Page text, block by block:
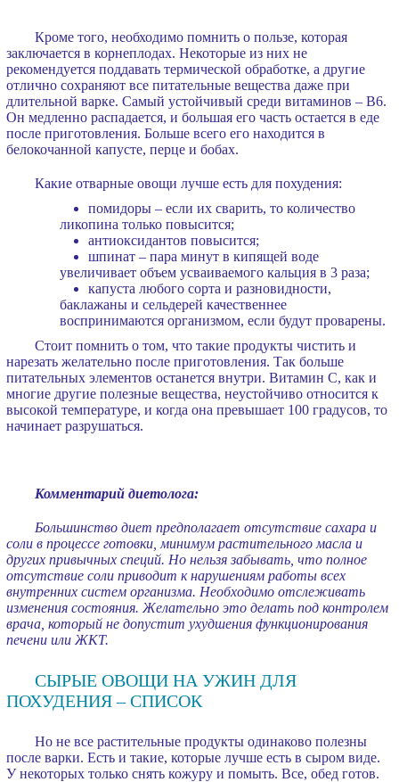
Кроме того, необходимо помнить о пользе, которая
заключается в корнеплодах. Некоторые из них не
рекомендуется поддавать термической обработке, а другие
отлично сохраняют все питательные вещества даже при
длительной варке. Самый устойчивый среди витаминов – В6.
Он медленно распадается, и большая его часть остается в еде
после приготовления. Больше всего его находится в
белокочанной капусте, перце и бобах.
Какие отварные овощи лучше есть для похудения:
помидоры – если их сварить, то количество
ликопина только повысится;
антиоксидантов повысится;
шпинат – пара минут в кипящей воде
увеличивает объем усваиваемого кальция в 3 раза;
капуста любого сорта и разновидности,
баклажаны и сельдерей качественнее
воспринимаются организмом, если будут проварены.
Стоит помнить о том, что такие продукты чистить и
нарезать желательно после приготовления. Так больше
питательных элементов останется внутри. Витамин С, как и
многие другие полезные вещества, неустойчиво относится к
высокой температуре, и когда она превышает 100 градусов, то
начинает разрушаться.
Комментарий диетолога:
Большинство диет предполагает отсутствие сахара и
соли в процессе готовки, минимум растительного масла и
других привычных специй. Но нельзя забывать, что полное
отсутствие соли приводит к нарушениям работы всех
внутренних систем организма. Необходимо отслеживать
изменения состояния. Желательно это делать под контролем
врача, который не допустит ухудшения функционирования
печени или ЖКТ.
СЫРЫЕ ОВОЩИ НА УЖИН ДЛЯ
ПОХУДЕНИЯ – СПИСОК
Но не все растительные продукты одинаково полезны
после варки. Есть и такие, которые лучше есть в сыром виде.
У некоторых только снять кожуру и помыть. Все, обед готов.